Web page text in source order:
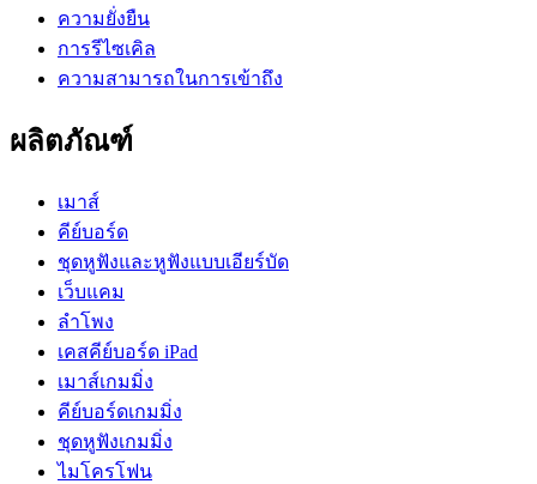
ความยั่งยืน
การรีไซเคิล
ความสามารถในการเข้าถึง
ผลิตภัณฑ์
เมาส์
คีย์บอร์ด
ชุดหูฟังและหูฟังแบบเอียร์บัด
เว็บแคม
ลำโพง
เคสคีย์บอร์ด iPad
เมาส์เกมมิ่ง
คีย์บอร์ดเกมมิ่ง
ชุดหูฟังเกมมิ่ง
ไมโครโฟน